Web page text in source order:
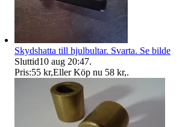
Skydshatta till hjulbultar. Svarta. Se bilde
Sluttid10 aug 20:47.
Pris:55 kr,Eller Köp nu 58 kr,.